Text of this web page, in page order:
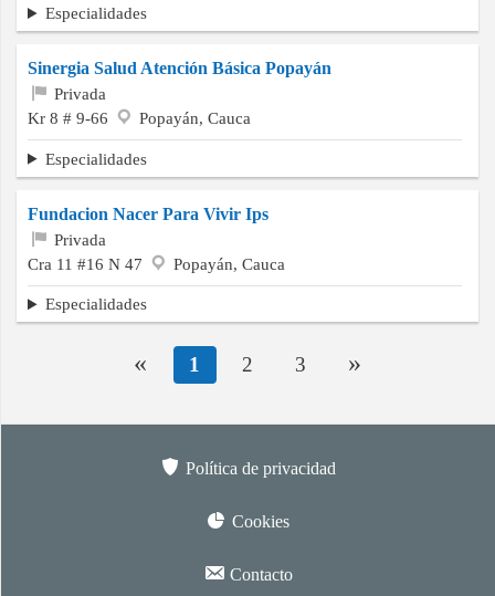
Especialidades
Sinergia Salud Atención Básica Popayán
Privada
Kr 8 # 9-66
Popayán, Cauca
Especialidades
Fundacion Nacer Para Vivir Ips
Privada
Cra 11 #16 N 47
Popayán, Cauca
Especialidades
« 1 2 3 »
Política de privacidad
Cookies
Contacto